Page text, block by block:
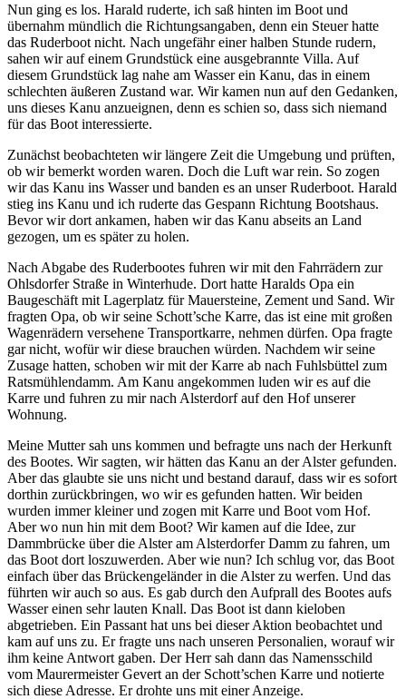
Nun ging es los. Harald ruderte, ich saß hinten im Boot und
übernahm mündlich die Richtungsangaben, denn ein Steuer hatte
das Ruderboot nicht. Nach ungefähr einer halben Stunde rudern,
sahen wir auf einem Grundstück eine ausgebrannte Villa. Auf
diesem Grundstück lag nahe am Wasser ein Kanu, das in einem
schlechten äußeren Zustand war. Wir kamen nun auf den Gedanken,
uns dieses Kanu anzueignen, denn es schien so, dass sich niemand
für das Boot interessierte.
Zunächst beobachteten wir längere Zeit die Umgebung und prüften,
ob wir bemerkt worden waren. Doch die Luft war rein. So zogen
wir das Kanu ins Wasser und banden es an unser Ruderboot. Harald
stieg ins Kanu und ich ruderte das Gespann Richtung Bootshaus.
Bevor wir dort ankamen, haben wir das Kanu abseits an Land
gezogen, um es später zu holen.
Nach Abgabe des Ruderbootes fuhren wir mit den Fahrrädern zur
Ohlsdorfer Straße in Winterhude. Dort hatte Haralds Opa ein
Baugeschäft mit Lagerplatz für Mauersteine, Zement und Sand. Wir
fragten Opa, ob wir seine Schott’sche Karre, das ist eine mit großen
Wagenrädern versehene Transportkarre, nehmen dürfen. Opa fragte
gar nicht, wofür wir diese brauchen würden. Nachdem wir seine
Zusage hatten, schoben wir mit der Karre ab nach Fuhlsbüttel zum
Ratsmühlendamm. Am Kanu angekommen luden wir es auf die
Karre und fuhren zu mir nach Alsterdorf auf den Hof unserer
Wohnung.
Meine Mutter sah uns kommen und befragte uns nach der Herkunft
des Bootes. Wir sagten, wir hätten das Kanu an der Alster gefunden.
Aber das glaubte sie uns nicht und bestand darauf, dass wir es sofort
dorthin zurückbringen, wo wir es gefunden hatten. Wir beiden
wurden immer kleiner und zogen mit Karre und Boot vom Hof.
Aber wo nun hin mit dem Boot? Wir kamen auf die Idee, zur
Dammbrücke über die Alster am Alsterdorfer Damm zu fahren, um
das Boot dort loszuwerden. Aber wie nun? Ich schlug vor, das Boot
einfach über das Brückengeländer in die Alster zu werfen. Und das
führten wir auch so aus. Es gab durch den Aufprall des Bootes aufs
Wasser einen sehr lauten Knall. Das Boot ist dann kieloben
abgetrieben. Ein Passant hat uns bei dieser Aktion beobachtet und
kam auf uns zu. Er fragte uns nach unseren Personalien, worauf wir
ihm keine Antwort gaben. Der Herr sah dann das Namensschild
vom Maurermeister Gevert an der Schott’schen Karre und notierte
sich diese Adresse. Er drohte uns mit einer Anzeige.